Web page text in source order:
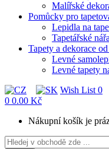
Malířské
Pomůcky pro
Lepidla na
Tapetářské
Tapety a dekorace
Levné
Levné tapety
Wish List 0
0 0.00 Kč
Nákupní košík je